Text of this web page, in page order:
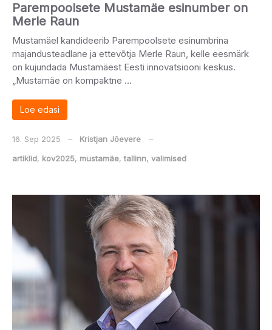
Parempoolsete Mustamäe esinumber on
Merle Raun
Mustamäel kandideerib Parempoolsete esinumbrina
majandusteadlane ja ettevõtja Merle Raun, kelle eesmärk
on kujundada Mustamäest Eesti innovatsiooni keskus.
„Mustamäe on kompaktne …
Loe edasi
16. Sep 2025 ‒ Kristjan Jõevere
‒
artiklid, kov2025, mustamäe, tallinn, valimised